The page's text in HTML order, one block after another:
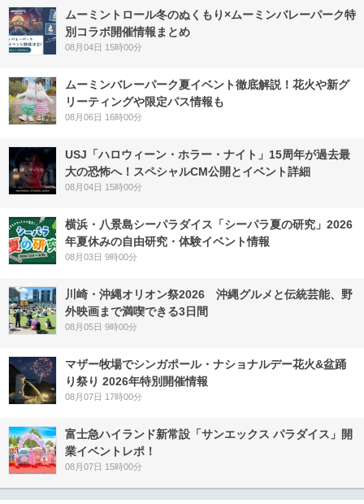
ムーミントロール冬のぬくもり×ムーミンバレーパーク特
別コラボ開催情報まとめ
08月04日 15時00分
ムーミンバレーパーク夏イベント徹底解説！花火や新グ
リーティングや限定パス情報も
08月06日 16時00分
USJ「ハロウィーン・ホラー・ナイト」15周年が過去最
大の恐怖へ！スペシャルCM公開とイベント詳細
08月04日 15時00分
横浜・八景島シーパラダイス「シーパラ夏の研究」2026
年夏休みの自由研究・体験イベント情報
08月03日 9時00分
川崎・沖縄オリオン祭2026 沖縄グルメと伝統芸能、野
外映画まで満喫できる3日間
08月05日 9時00分
マザー牧場でシンガポール・ナショナルデー花火&盆踊
り祭り 2026年特別開催情報
08月07日 17時00分
富士急ハイランド新常設「サンエックス パラダイス」開
業イベントレポ！
08月07日 15時00分